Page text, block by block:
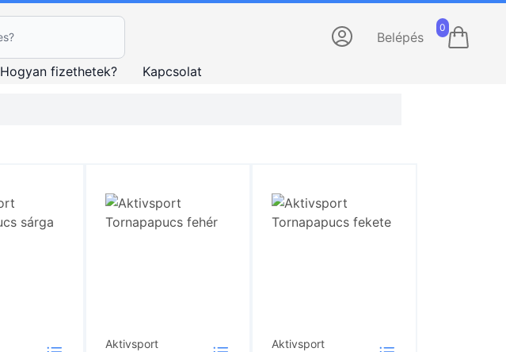
0
Belépés
Hogyan fizethetek? Kapcsolat
Aktivsport
Aktivsport